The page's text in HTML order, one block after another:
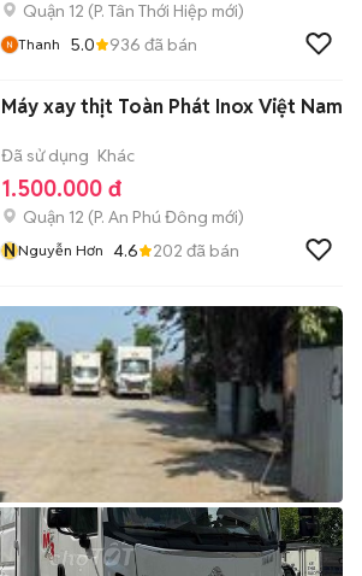
Quận 12 (P. Tân Thới Hiệp mới)
Thanh 5.0 936 đã bán
Máy xay thịt Toàn Phát Inox Việt Nam
Đã sử dụng Khác
1.500.000 đ
Quận 12 (P. An Phú Đông mới)
NNguyễn Hơn 4.6 202 đã bán